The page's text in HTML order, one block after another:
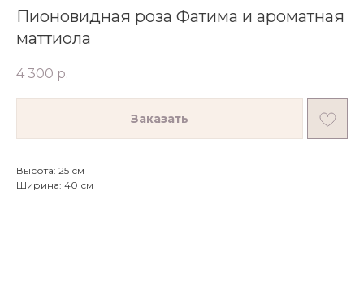
Пионовидная роза Фатима и ароматная
маттиола
4 300 р.
Заказать
Высота: 25 см
Ширина: 40 см